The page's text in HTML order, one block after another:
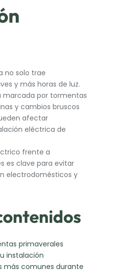
no solo trae
y más horas de luz.
marcada por tormentas
y cambios bruscos
afectar
eléctrica de
frente a
es clave para evitar
electrodomésticos y
primaverales
instalación
más comunes durante